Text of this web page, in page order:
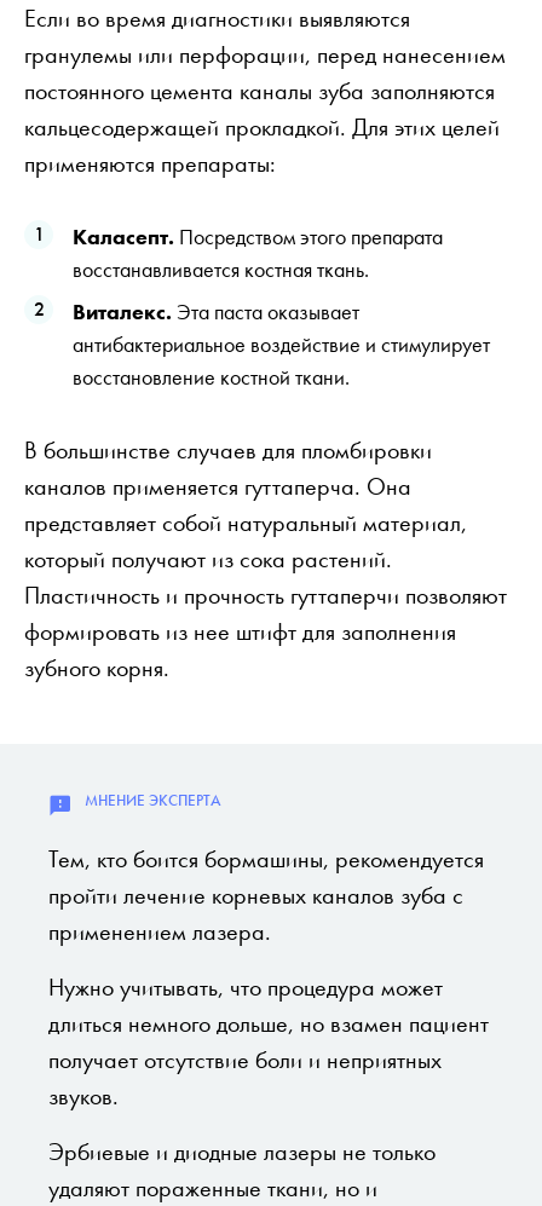
Если во время диагностики выявляются
гранулемы или перфорации, перед нанесением
постоянного цемента каналы зуба заполняются
кальцесодержащей прокладкой. Для этих целей
применяются препараты:
Каласепт. Посредством этого препарата
восстанавливается костная ткань.
Виталекс. Эта паста оказывает
антибактериальное воздействие и стимулирует
восстановление костной ткани.
В большинстве случаев для пломбировки
каналов применяется гуттаперча. Она
представляет собой натуральный материал,
который получают из сока растений.
Пластичность и прочность гуттаперчи позволяют
формировать из нее штифт для заполнения
зубного корня.
Тем, кто боится бормашины, рекомендуется
пройти лечение корневых каналов зуба с
применением лазера.
Нужно учитывать, что процедура может
длиться немного дольше, но взамен пациент
получает отсутствие боли и неприятных
звуков.
Эрбиевые и диодные лазеры не только
удаляют пораженные ткани, но и